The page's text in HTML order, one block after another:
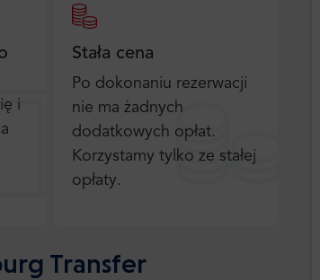
i
Stała cena
Po dokonaniu rezerwacji
nie ma żadnych
dodatkowych opłat.
Korzystamy tylko ze stałej
opłaty.
Transfer